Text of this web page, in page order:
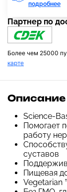
подробнее
Партнер по
Более чем 25000
карте
Описание
Science-
Помогает
работу
суставов
Пищевая
Vegetarian